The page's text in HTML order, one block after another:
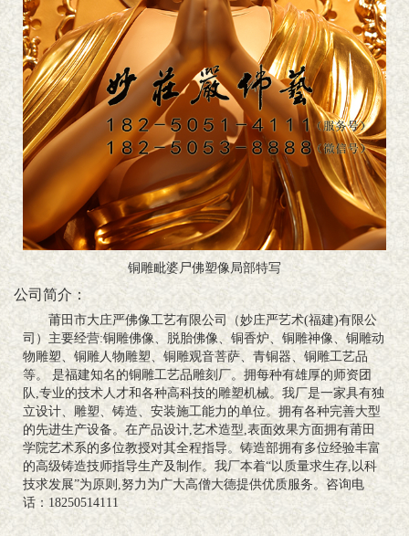
铜雕毗婆尸佛塑像局部特写
公司简介：
莆田市大庄严佛像工艺有限公司（妙庄严艺术(福建)有限公
司）主要经营:铜雕佛像、脱胎佛像、铜香炉、铜雕神像、铜雕动
物雕塑、铜雕人物雕塑、铜雕观音菩萨、青铜器、铜雕工艺品
等。 是福建知名的铜雕工艺品雕刻厂。拥每种有雄厚的师资团
队,专业的技术人才和各种高科技的雕塑机械。我厂是一家具有独
立设计、雕塑、铸造、安装施工能力的单位。拥有各种完善大型
的先进生产设备。在产品设计,艺术造型,表面效果方面拥有莆田
学院艺术系的多位教授对其全程指导。铸造部拥有多位经验丰富
的高级铸造技师指导生产及制作。我厂本着“以质量求生存,以科
技求发展”为原则,努力为广大高僧大德提供优质服务。咨询电
话：18250514111